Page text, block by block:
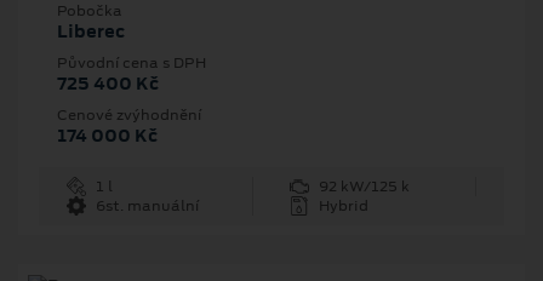
Pobočka
Liberec
Původní cena s DPH
725 400 Kč
Cenové zvýhodnění
174 000 Kč
1 l
92 kW/125 k
6st. manuální
Hybrid